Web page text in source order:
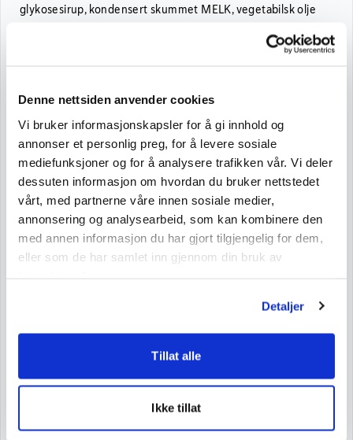
Denne nettsiden anvender cookies
Vi bruker informasjonskapsler for å gi innhold og
annonser et personlig preg, for å levere sosiale
mediefunksjoner og for å analysere trafikken vår. Vi deler
dessuten informasjon om hvordan du bruker nettstedet
vårt, med partnerne våre innen sosiale medier,
annonsering og analysearbeid, som kan kombinere den
med annen informasjon du har gjort tilgjengelig for dem,
eller som de har samlet inn gjennom din bruk av
Detaljer
Tillat alle
Ikke tillat
glykosesirup, kondensert skummet MELK, vegetabilsk olje
solsikke), surhetsregulerende middel (E330, E331),
Næringsinnhold
Næringsinnhold pr. 100 g
Nettovekt: 250 g
Energi
2114 kJ/506 kcal